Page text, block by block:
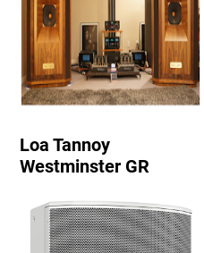
Loa Tannoy
Westminster GR